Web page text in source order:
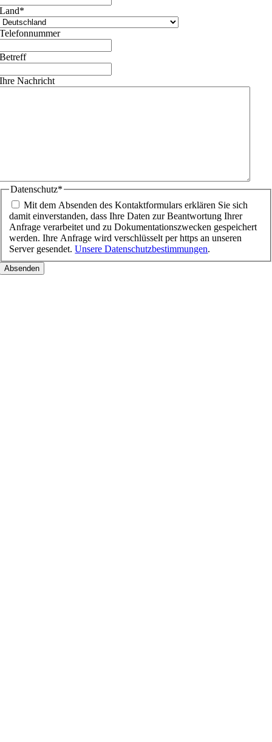
Land*
Telefonnummer
Betreff
Ihre Nachricht
Datenschutz*
Mit dem Absenden des Kontaktformulars erklären Sie sich
damit einverstanden, dass Ihre Daten zur Beantwortung Ihrer
Anfrage verarbeitet und zu Dokumentationszwecken gespeichert
werden. Ihre Anfrage wird verschlüsselt per https an unseren
Server gesendet.Unsere Datenschutzbestimmungen.